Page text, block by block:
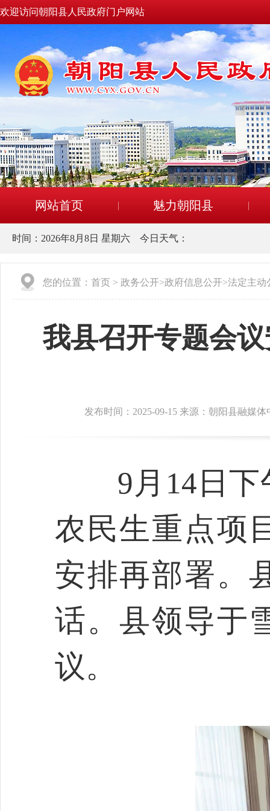
欢迎访问朝阳县人民政府门户网站
网站首页 魅力朝阳县
时间： 2026年8月8日 星期六 今日天气：
您的位置： 首页 > 政务公开>政府信息公开>法定主动
我县召开专题会
发布时间：2025-09-15 来源：朝阳县融媒体
9月14日下
农民生重点项
安排再部署。
话。县领导于
议。